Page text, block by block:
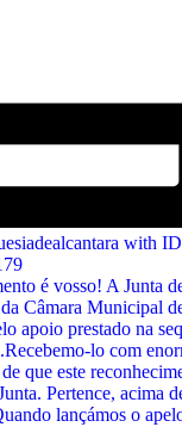
with ID